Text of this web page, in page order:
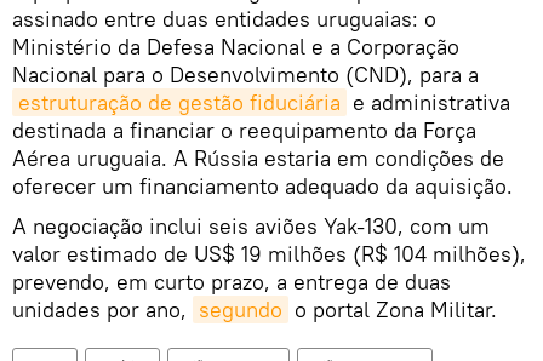
assinado entre duas entidades uruguaias: o
Ministério da Defesa Nacional e a Corporação
Nacional para o Desenvolvimento (CND), para a
estruturação de gestão fiduciária e administrativa
destinada a financiar o reequipamento da Força
Aérea uruguaia. A Rússia estaria em condições de
oferecer um financiamento adequado da aquisição.
A negociação inclui seis aviões Yak-130, com um
valor estimado de US$ 19 milhões (R$ 104 milhões),
prevendo, em curto prazo, a entrega de duas
unidades por ano, segundo o portal Zona Militar.